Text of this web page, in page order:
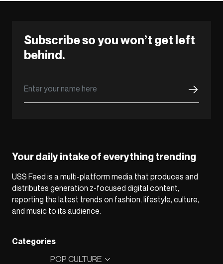
Subscribe so you won’t get left
behind.
Your daily intake of everything trending
USS Feed is a multi-platform media that produces and
distributes generation z-focused digital content,
reporting the latest trends on fashion, lifestyle, culture,
and music to its audience.
Categories
POP CULTURE